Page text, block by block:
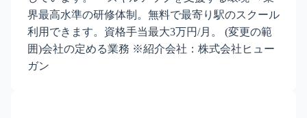
界最高水準の研修体制。無料で最寄り駅のスクール
利用できます。資格手当最大3万円/月。 (変更の範
囲)会社の定める業務 ※紹介会社：株式会社ヒュー
ガン